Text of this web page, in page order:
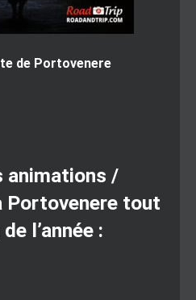
de Portovenere
animations /
Portovenere tout
l’année :